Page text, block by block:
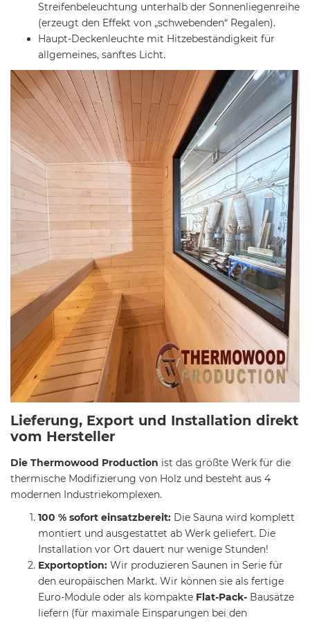
Streifenbeleuchtung unterhalb der Sonnenliegenreihe
(erzeugt den Effekt von „schwebenden“ Regalen).
Haupt-Deckenleuchte mit Hitzebeständigkeit für
allgemeines, sanftes Licht.
Lieferung, Export und Installation direkt
vom Hersteller
Die Thermowood Production ist das größte Werk für die
thermische Modifizierung von Holz und besteht aus 4
modernen Industriekomplexen.
100 % sofort einsatzbereit: Die Sauna wird komplett
montiert und ausgestattet ab Werk geliefert. Die
Installation vor Ort dauert nur wenige Stunden!
Exportoption: Wir produzieren Saunen in Serie für
den europäischen Markt. Wir können sie als fertige
Euro-Module oder als kompakte Flat-Pack- Bausätze
liefern (für maximale Einsparungen bei den